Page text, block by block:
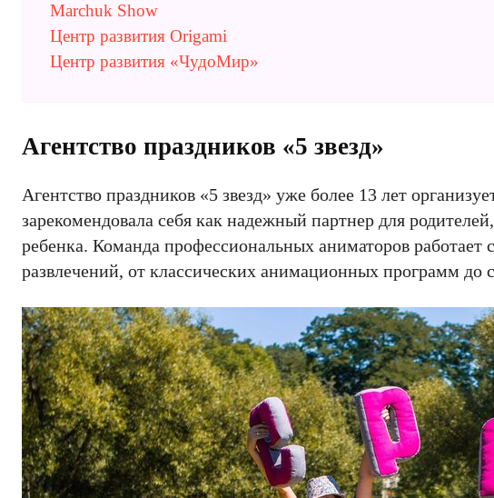
Marchuk Show
Центр развития Origami
Центр развития «ЧудоМир»
Агентство праздников «5 звезд»
Агентство праздников «5 звезд» уже более 13 лет
зарекомендовала себя как надежный партнер для
ребенка. Команда профессиональных аниматоров работает
развлечений, от классических анимационных программ до